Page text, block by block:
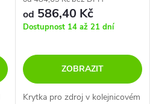
od 586,40 Kč
Dostupnost 14 až 21 dní
ZOBRAZIT
Krytka pro zdroj v kolejnicovém